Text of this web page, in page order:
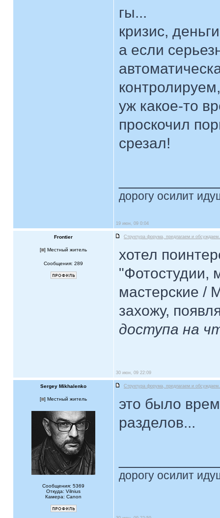
гы...
кризис,
а если
уж какое-то
проскочил
срезал!
дорогу осилит
19 июн, 09 0:04
Frontier Структура форума, предлагаем и обсуждаем.
[ ] Местный житель
Сообщения: 289
хотел
"Фотостудии,
мастерские /
захожу,
доступа на
30 июн, 09 22:09
Sergey Mikhalenko Структура форума, предлагаем и обсуждаем.
[ ] Местный житель
Сообщения: 5369
Откуда: Vilnius
Камера: Canon
это было
разделов...
дорогу осилит